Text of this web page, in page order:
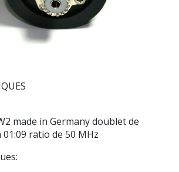
made in Germany doublet de
ratio de 50 MHz